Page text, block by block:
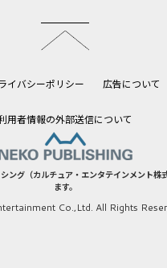
イバシーポリシー 広告について
用者情報の外部送信について
ング（カルチュア・エンタテインメント株
ます。
Co.,Ltd. All Rights